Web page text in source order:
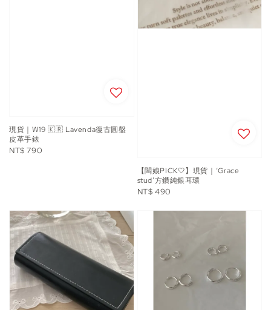
現貨｜W19 🇰🇷 Lavenda復古圓盤
皮革手錶
Regular
NT$ 790
【闆娘PICK🤍】現貨｜‘Grace
stud’方鑽純銀耳環
Regular
NT$ 490